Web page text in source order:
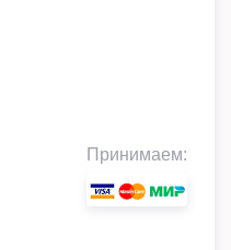
Принимаем: